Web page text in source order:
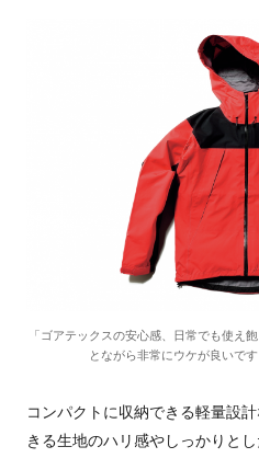
「ゴアテックスの安心感、日常でも使え
とながら非常にウケが良いで
コンパクトに収納できる軽量設
きる生地のハリ感やしっかりと